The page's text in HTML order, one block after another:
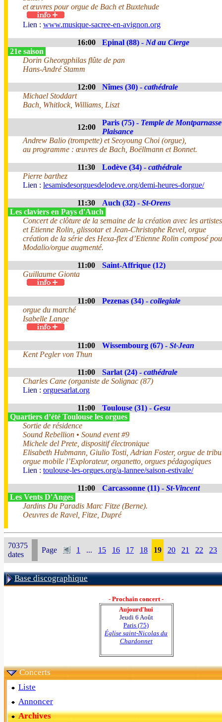
et œuvres pour orgue de Bach et Buxtehude
Lien : www.musique-sacree-en-avignon.org
16:00 Epinal (88) - Nd au Cierge
21e saison
Dorin Gheorgphilas flûte de pan
Hans-André Stamm
12:00 Nîmes (30) - cathédrale
Michael Stoddart
Bach, Whitlock, Williams, Liszt
12:00
Paris (75) - Temple de
Plaisance
Andrew Balio (trompette) et Seoyoung Choi (orgue),
au programme : œuvres de Bach, Boëllmann et Bonnet.
11:30 Lodève (34) - cathédrale
Pierre barthez
Lien : lesamisdesorguesdelodeve.org/demi-heures-dorgue/
11:30 Auch (32) - St-Orens
Les claviers en Pays d'Auch
Concert de clôture de la semaine de la création avec les
et Etienne Rolin, glissotar et Jean-Christophe Revel, orgue
création de la série des Hexa-flex d’Etienne Rolin composé
Modalio/orgue augmenté.
11:00
Saint-Affrique (12)
Guillaume Gionta
11:00 Pezenas (34) - collegiale
orgue du marché
Isabelle Lange
11:00 Wissembourg (67) - St-Jean
Kent Pegler von Thun
11:00 Sarlat (24) - cathédrale
Charles Cane (organiste de Solignac (87)
Lien : orguesarlat.org
11:00 Toulouse (31) - Gesu
Quartiers d’été Toulouse les orgues
Sortie de résidence
Sound Rebellion • Sound event #9
Michele del Prete, dispositif électronique
Elisabeth Hubmann, Giulio Tosti, Adrian Foster, orgue de
orgue mobile l’Explorateur, organetto, orgues pédagogiques
Lien : toulouse-les-orgues.org/a-lannee/saison-estivale/
11:00 Carcassonne (11) - St-Vincent
Les Vents D'Anges
Jardins Du Paradis Marc Fitze (Berne).
Oeuvres de Ravel, Fitze, Dupré
70375
dates
Page 1 ... 15 16 17 18 19 20 21 22 23
Base discographique
- Prochain concert -
Aujourd'hui
Jeudi 6 Août
Paris (75)
Église saint-Nicolas du
Chardonnet
Concerts
Liste
Annoncer
Archives